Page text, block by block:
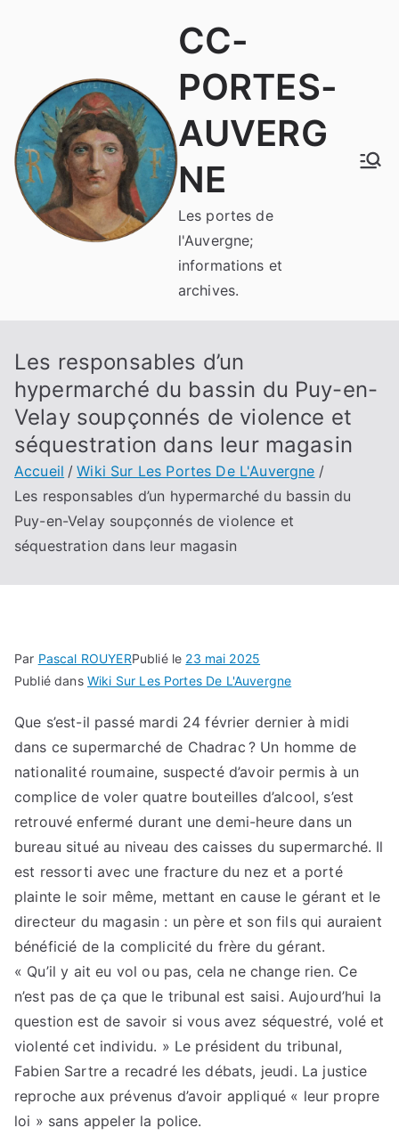
CC-
PORTES-
AUVERG
NE
Les portes de
l'Auvergne;
informations et
archives.
Les responsables d’un
hypermarché du bassin du Puy-en-
Velay soupçonnés de violence et
séquestration dans leur magasin
Accueil
Wiki Sur Les Portes De L'Auvergne
Les responsables d’un hypermarché du bassin du
Puy-en-Velay soupçonnés de violence et
séquestration dans leur magasin
Par Pascal ROUYERPublié le 23 mai 2025
Publié dans Wiki Sur Les Portes De L'Auvergne
Que s’est-il passé mardi 24 février dernier à midi
dans ce supermarché de Chadrac ? Un homme de
nationalité roumaine, suspecté d’avoir permis à un
complice de voler quatre bouteilles d’alcool, s’est
retrouvé enfermé durant une demi-heure dans un
bureau situé au niveau des caisses du supermarché. Il
est ressorti avec une fracture du nez et a porté
plainte le soir même, mettant en cause le gérant et le
directeur du magasin : un père et son fils qui auraient
bénéficié de la complicité du frère du gérant.
« Qu’il y ait eu vol ou pas, cela ne change rien. Ce
n’est pas de ça que le tribunal est saisi. Aujourd’hui la
question est de savoir si vous avez séquestré, volé et
violenté cet individu. » Le président du tribunal,
Fabien Sartre a recadré les débats, jeudi. La justice
reproche aux prévenus d’avoir appliqué « leur propre
loi » sans appeler la police.